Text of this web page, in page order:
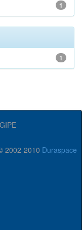
1
1
2002-2010 Duraspace